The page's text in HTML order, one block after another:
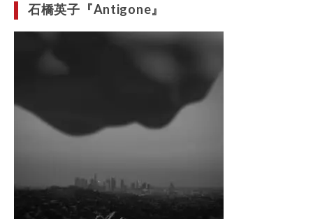
石橋英子『Antigone』